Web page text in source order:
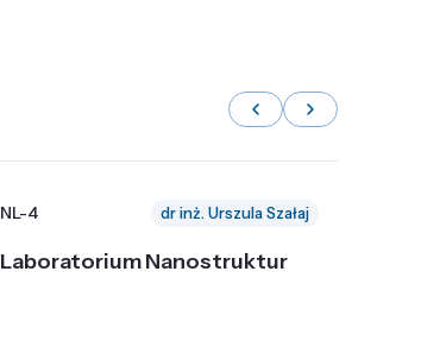
NL-4 dr inż. Urszula Szałaj
Laboratorium Nanostruktur